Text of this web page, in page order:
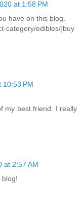
at 1:58 PM
have on this blog.
category/edibles/]buy
10:53 PM
my best friend. I really
at 2:57 AM
blog!